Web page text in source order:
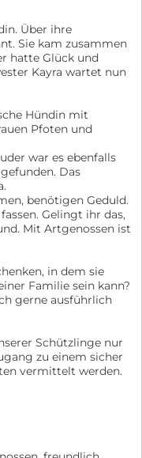
Über ihre
Sie kam zusammen
hatte Glück und
Kayra wartet nun
Hündin mit
Pfoten und
war es ebenfalls
Das
benötigen Geduld.
Gelingt ihr das,
Mit Artgenossen ist
in dem sie
Familie sein kann?
gerne ausführlich
Schützlinge nur
zu einem sicher
vermittelt werden.